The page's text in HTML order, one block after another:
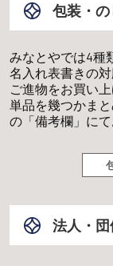
包装・
みなとやでは4種
名入れ表書きの
ご進物をお買い
単品を幾つかま
の「備考欄」に
法人・